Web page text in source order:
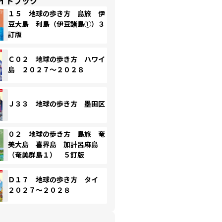
１５ 地球の歩き方 島旅 伊
豆大島 利島（伊豆諸島①）３
訂版
Ｃ０２ 地球の歩き方 ハワイ
島 ２０２７～２０２８
Ｊ３３ 地球の歩き方 墨田区
０２ 地球の歩き方 島旅 奄
美大島 喜界島 加計呂麻島
（奄美群島１） ５訂版
Ｄ１７ 地球の歩き方 タイ
２０２７～２０２８